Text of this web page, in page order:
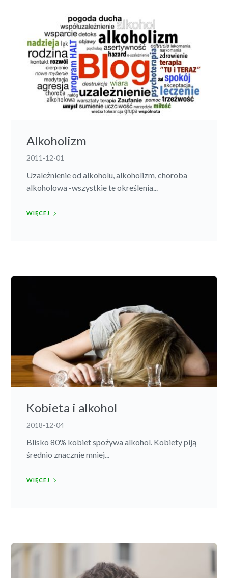
Alkoholizm
2011-12-01
Uzależnienie od alkoholu, alkoholizm, choroba
alkoholowa -wszystkie te określenia...
WIĘCEJ
Kobieta i alkohol
2018-12-04
Blisko 80% kobiet spożywa alkohol. Kobiety piją
średnio znacznie mniej...
WIĘCEJ